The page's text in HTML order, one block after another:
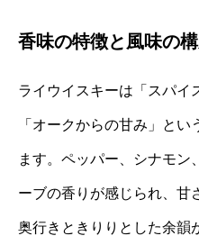
香味の特徴と風味の
ライウイスキーは「スパイ
「オークからの甘み」と
ます。ペッパー、シナモン
ーブの香りが感じられ、甘
奥行きときりりとした余韻